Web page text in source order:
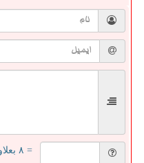
= ۸ بعلاوه ۵